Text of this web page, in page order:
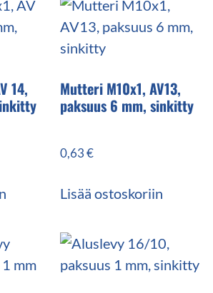
14,
Mutteri M10x1, AV13,
paksuus 6 mm, sinkitty
0,63€
Lisää ostoskoriin